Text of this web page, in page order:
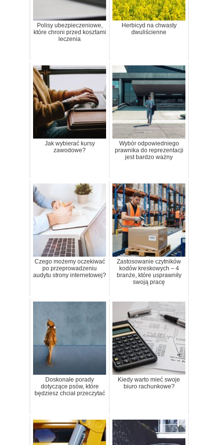
Polisy ubezpieczeniowe,
które chroni przed kosztami
leczenia
Herbicyd na chwasty
dwuliścienne
Jak wybierać kursy
zawodowe?
Wybór odpowiedniego
prawnika do reprezentacji
jest bardzo ważny
Czego możemy oczekiwać
po przeprowadzeniu
audytu strony internetowej?
Zastosowanie czytników
kodów kreskowych – 4
branże, które usprawniły
swoją pracę
Doskonałe porady
dotyczące psów, które
będziesz chciał przeczytać
Kiedy warto mieć swoje
biuro rachunkowe?